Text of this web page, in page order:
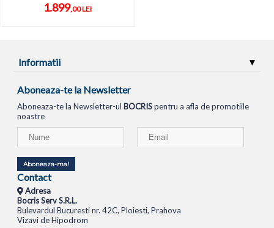
1.899,00 LEI
Informatii
Aboneaza-te la Newsletter
Aboneaza-te la Newsletter-ul BOCRISpentru a afla de promotiile
noastre
Aboneaza-ma!
Contact
Adresa
Bocris Serv S.R.L.
Bulevardul Bucuresti nr. 42C, Ploiesti, Prahova
Vizavi de Hipodrom